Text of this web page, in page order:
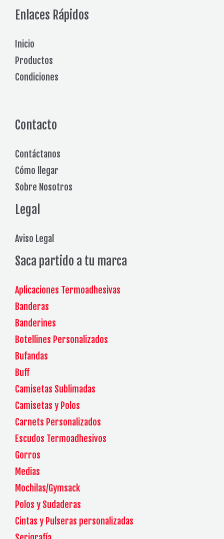
Enlaces Rápidos
Inicio
Productos
Condiciones
Contacto
Contáctanos
Cómo llegar
Sobre Nosotros
Legal
Aviso Legal
Saca partido a tu marca
Aplicaciones Termoadhesivas
Banderas
Banderines
Botellines Personalizados
Bufandas
Buff
Camisetas Sublimadas
Camisetas y Polos
Carnets Personalizados
Escudos Termoadhesivos
Gorros
Medias
Mochilas/Gymsack
Polos y Sudaderas
Cintas y Pulseras personalizadas